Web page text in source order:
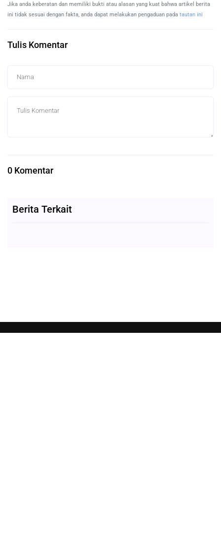
Jika anda keberatan dan memiliki bukti atau alasan yang kuat bahwa artikel berita
ini tidak sesuai dengan fakta, anda dapat melakukan pengaduan pada tautan ini
Tulis Komentar
0 Komentar
Berita Terkait